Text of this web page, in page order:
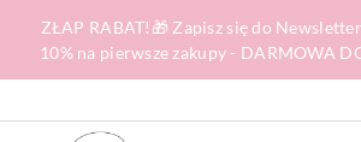
Przejdź do treści głównej
Przejdź do wyszukiwarki
Przejdź do moje konto
Przejdź do menu głównego
Przejdź do opisu produktu
Przejdź do stopki
ZŁAP RABAT!🎁 Zapisz się do
10% na pierwsze zakupy - DARMOWA